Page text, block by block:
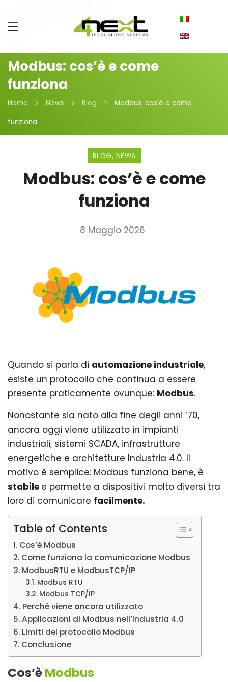
Modbus: cos’è e come
funziona
Home News Blog
Modbus: cos’è e come
funziona
BLOG, NEWS
Modbus: cos’è e come
funziona
8 Maggio 2026
Quando si parla di automazione industriale,
esiste un protocollo che continua a essere
presente praticamente ovunque: Modbus.
Nonostante sia nato alla fine degli anni ’70,
ancora oggi viene utilizzato in impianti
industriali, sistemi SCADA, infrastrutture
energetiche e architetture Industria 4.0. Il
motivo è semplice: Modbus funziona bene, è
stabile e permette a dispositivi molto diversi tra
loro di comunicare facilmente.
Table of Contents
Cos’è Modbus
Come funziona la comunicazione Modbus
ModbusRTU e ModbusTCP/IP
Modbus RTU
Modbus TCP/IP
Perché viene ancora utilizzato
Applicazioni di Modbus nell’Industria 4.0
Limiti del protocollo Modbus
Conclusione
Cos’è Modbus